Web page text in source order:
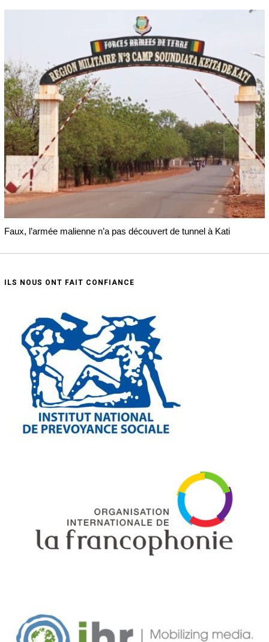
Faux, l’armée malienne n’a pas découvert de tunnel à Kati
ILS NOUS ONT FAIT CONFIANCE